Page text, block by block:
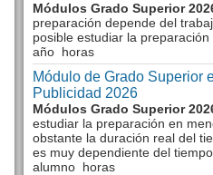
Módulos Grado Superior
preparación depende del
posible estudiar la preparación
año horas
Módulo de Grado Superior
Publicidad 2026
Módulos Grado Superior
estudiar la preparación en
obstante la duración real del
es muy dependiente del
alumno horas